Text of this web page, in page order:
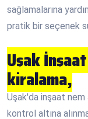
sağlamalarına
pratik bir seçenek
Uşak
kiralama,
Uşak'da inşaat
kontrol altına